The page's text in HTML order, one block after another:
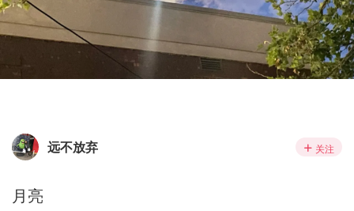
远不放弃 关注
月亮